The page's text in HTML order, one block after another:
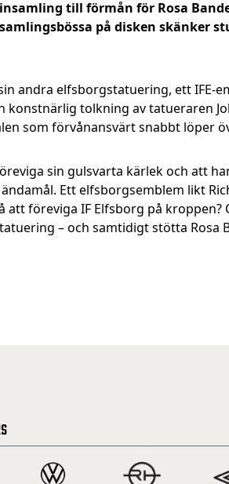
till förmån för Rosa
på disken skänker
andra elfsborgstatuering, ett IFE-
tolkning av tatueraren
som förvånansvärt snabbt löper
sin gulsvarta kärlek och att
Ett elfsborgsemblem likt
föreviga IF Elfsborg på kroppen?
– och samtidigt stötta Rosa